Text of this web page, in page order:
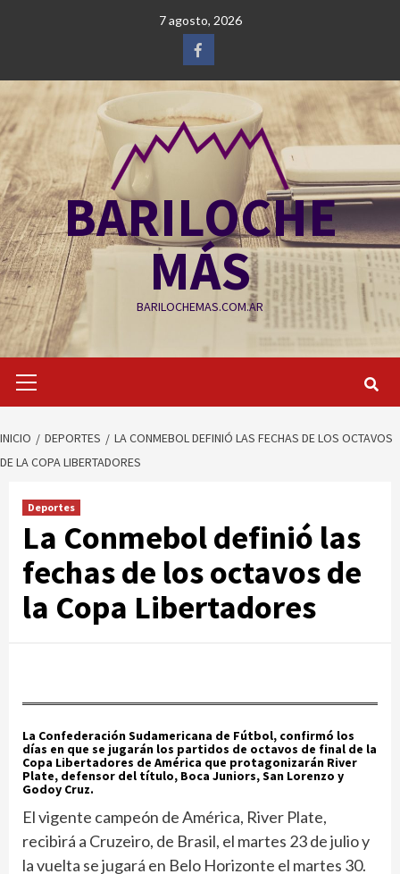
7 agosto, 2026
Facebook
BARILOCHE
MÁS
BARILOCHEMAS.COM.AR
primario
INICIO DEPORTES
LA CONMEBOL DEFINIÓ LAS FECHAS DE LOS OCTAVOS
DE LA COPA LIBERTADORES
Deportes
La Conmebol definió las
fechas de los octavos de
la Copa Libertadores
La Confederación Sudamericana de Fútbol, confirmó los
días en que se jugarán los partidos de octavos de final de la
Copa Libertadores de América que protagonizarán River
Plate, defensor del título, Boca Juniors, San Lorenzo y
Godoy Cruz.
El vigente campeón de América, River Plate,
recibirá a Cruzeiro, de Brasil, el martes 23 de julio y
la vuelta se jugará en Belo Horizonte el martes 30.